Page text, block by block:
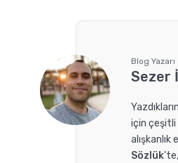
Blog Yazarı
Sezer
için çeşitli
Sözlük